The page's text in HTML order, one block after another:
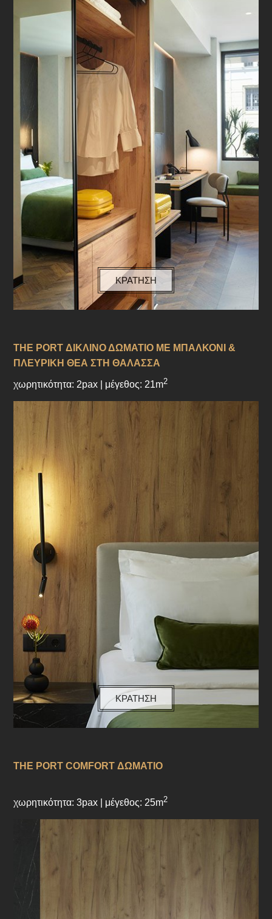
ΚΡΑΤΗΣΗ
THE PORT ΔΙΚΛΙΝΟ ΔΩΜΑΤΙΟ ΜΕ ΜΠΑΛΚΟΝΙ &
ΠΛΕΥΡΙΚΗ ΘΕΑ ΣΤΗ ΘΑΛΑΣΣΑ
χωρητικότητα: 2pax | μέγεθος: 21m2
ΚΡΑΤΗΣΗ
THE PORT COMFORT ΔΩΜΑΤΙΟ
χωρητικότητα: 3pax | μέγεθος: 25m2